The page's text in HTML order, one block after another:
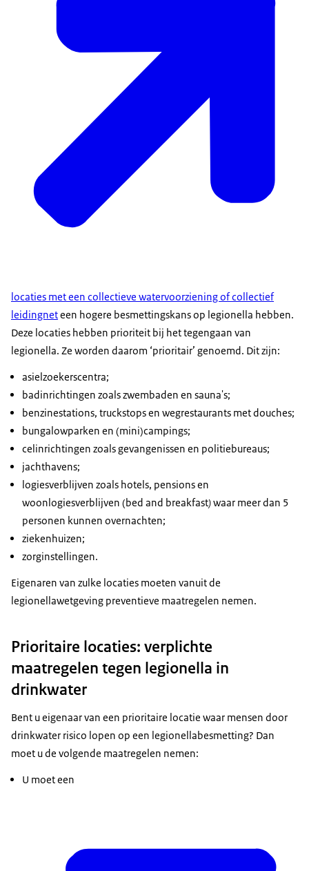
locaties met een collectieve watervoorziening of collectief
leidingneteen hogere besmettingskans op legionella hebben.
Deze locaties hebben prioriteit bij het tegengaan van
legionella. Ze worden daarom ‘prioritair’ genoemd. Dit zijn:
asielzoekerscentra;
badinrichtingen zoals zwembaden en sauna's;
benzinestations, truckstops en wegrestaurants met douches;
bungalowparken en (mini)campings;
celinrichtingen zoals gevangenissen en politiebureaus;
jachthavens;
logiesverblijven zoals hotels, pensions en
woonlogiesverblijven (bed and breakfast)waar meer dan 5
personen kunnen overnachten;
ziekenhuizen;
zorginstellingen.
Eigenaren van zulke locaties moeten vanuit de
legionellawetgeving preventieve maatregelen nemen.
Prioritaire locaties: verplichte
maatregelen tegen legionella in
drinkwater
Bent u eigenaar van een prioritaire locatie waar mensen door
drinkwater risico lopen op een legionellabesmetting? Dan
moet u de volgende maatregelen nemen:
U moet een